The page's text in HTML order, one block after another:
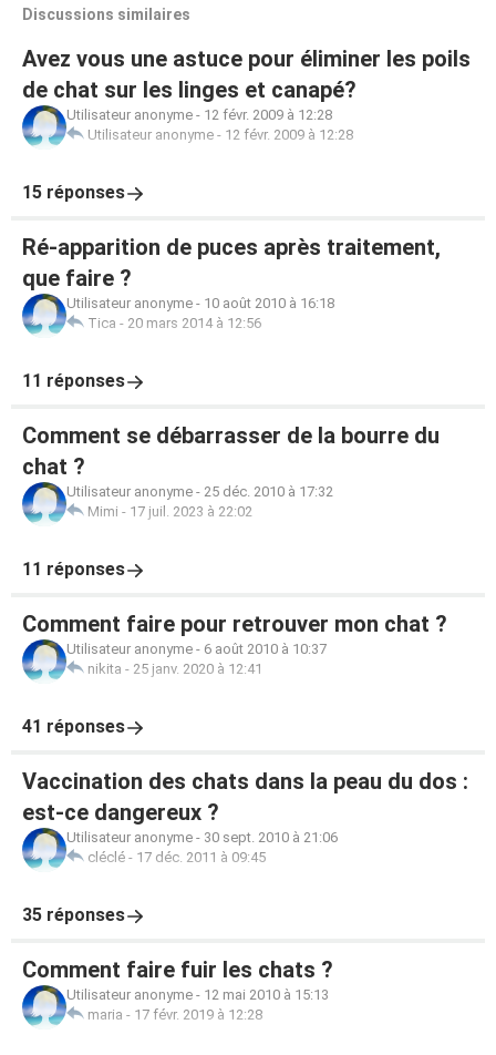
Discussions similaires
Avez vous une astuce pour éliminer les poils
de chat sur les linges et canapé?
Utilisateur anonyme - 12 févr. 2009 à 12:28
Utilisateur anonyme - 12 févr. 2009 à 12:28
15 réponses
Ré-apparition de puces après traitement,
que faire ?
Utilisateur anonyme - 10 août 2010 à 16:18
Tica - 20 mars 2014 à 12:56
11 réponses
Comment se débarrasser de la bourre du
chat ?
Utilisateur anonyme - 25 déc. 2010 à 17:32
Mimi - 17 juil. 2023 à 22:02
11 réponses
Comment faire pour retrouver mon chat ?
Utilisateur anonyme - 6 août 2010 à 10:37
nikita - 25 janv. 2020 à 12:41
41 réponses
Vaccination des chats dans la peau du dos :
est-ce dangereux ?
Utilisateur anonyme - 30 sept. 2010 à 21:06
cléclé - 17 déc. 2011 à 09:45
35 réponses
Comment faire fuir les chats ?
Utilisateur anonyme - 12 mai 2010 à 15:13
maria - 17 févr. 2019 à 12:28